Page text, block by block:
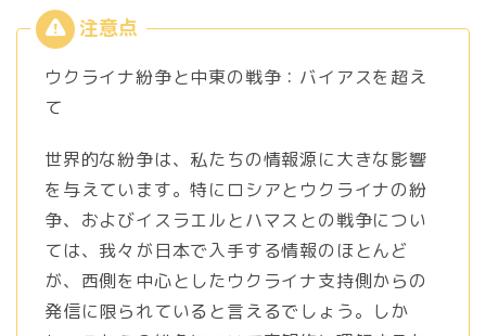
ウクライナ紛争と中東の戦争：バイアスを超え
て
世界的な紛争は、私たちの情報源に大きな影響
を与えています。特にロシアとウクライナの紛
争、およびイスラエルとハマスとの戦争につい
ては、我々が日本で入手する情報のほとんど
が、西側を中心としたウクライナ支持側からの
発信に限られていると言えるでしょう。しか